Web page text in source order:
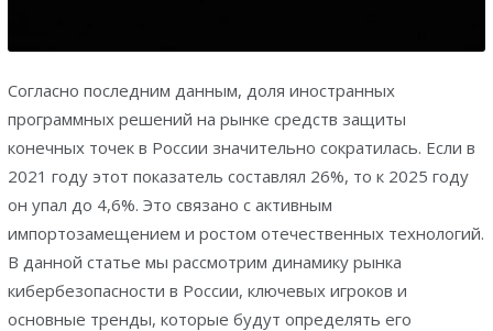
Согласно последним данным, доля иностранных
программных решений на рынке средств защиты
конечных точек в России значительно сократилась. Если в
2021 году этот показатель составлял 26%, то к 2025 году
он упал до 4,6%. Это связано с активным
импортозамещением и ростом отечественных технологий.
В данной статье мы рассмотрим динамику рынка
кибербезопасности в России, ключевых игроков и
основные тренды, которые будут определять его